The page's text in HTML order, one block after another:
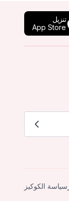
تنزيل
App Store
سياسة الكوكيز